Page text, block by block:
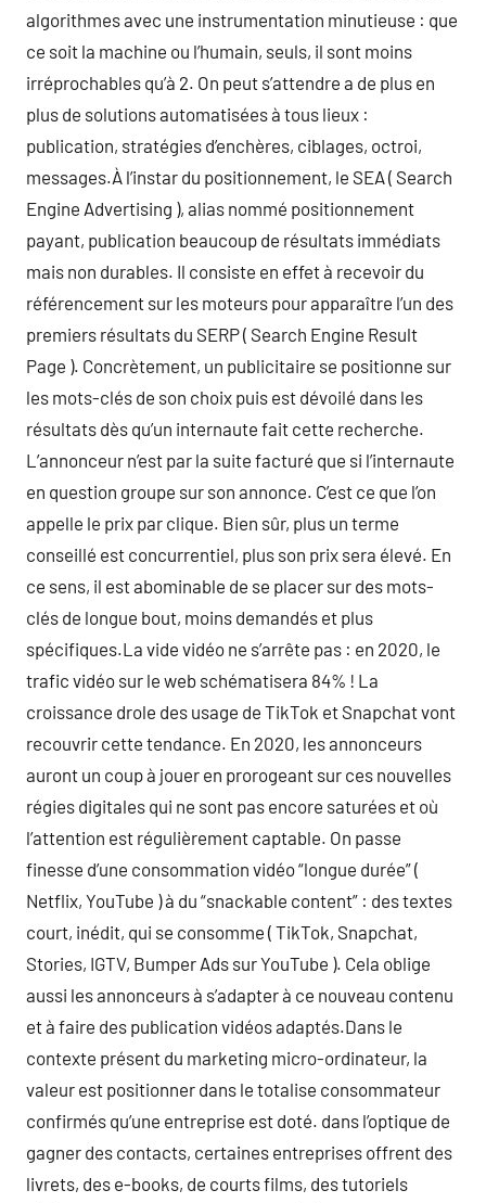
algorithmes avec une instrumentation minutieuse : que
ce soit la machine ou l’humain, seuls, il sont moins
irréprochables qu’à 2. On peut s’attendre a de plus en
plus de solutions automatisées à tous lieux :
publication, stratégies d’enchères, ciblages, octroi,
messages.À l’instar du positionnement, le SEA ( Search
Engine Advertising ), alias nommé positionnement
payant, publication beaucoup de résultats immédiats
mais non durables. Il consiste en effet à recevoir du
référencement sur les moteurs pour apparaître l’un des
premiers résultats du SERP ( Search Engine Result
Page ). Concrètement, un publicitaire se positionne sur
les mots-clés de son choix puis est dévoilé dans les
résultats dès qu’un internaute fait cette recherche.
L’annonceur n’est par la suite facturé que si l’internaute
en question groupe sur son annonce. C’est ce que l’on
appelle le prix par clique. Bien sûr, plus un terme
conseillé est concurrentiel, plus son prix sera élevé. En
ce sens, il est abominable de se placer sur des mots-
clés de longue bout, moins demandés et plus
spécifiques.La vide vidéo ne s’arrête pas : en 2020, le
trafic vidéo sur le web schématisera 84% ! La
croissance drole des usage de TikTok et Snapchat vont
recouvrir cette tendance. En 2020, les annonceurs
auront un coup à jouer en prorogeant sur ces nouvelles
régies digitales qui ne sont pas encore saturées et où
l’attention est régulièrement captable. On passe
finesse d’une consommation vidéo “longue durée” (
Netflix, YouTube ) à du “snackable content” : des textes
court, inédit, qui se consomme ( TikTok, Snapchat,
Stories, IGTV, Bumper Ads sur YouTube ). Cela oblige
aussi les annonceurs à s’adapter à ce nouveau contenu
et à faire des publication vidéos adaptés.Dans le
contexte présent du marketing micro-ordinateur, la
valeur est positionner dans le totalise consommateur
confirmés qu’une entreprise est doté. dans l’optique de
gagner des contacts, certaines entreprises offrent des
livrets, des e-books, de courts films, des tutoriels